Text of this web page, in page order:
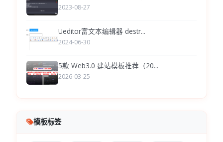
2023-08-27
Ueditor富文本编辑器 destr...
2024-06-30
5款 Web3.0 建站模板推荐（20...
2026-03-25
模板标签